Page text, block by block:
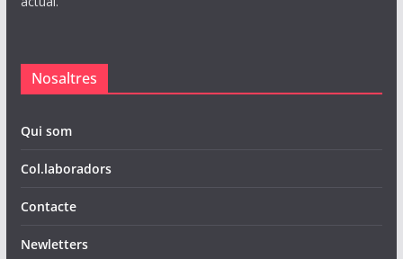
Nosaltres
Qui som
Col.laboradors
Contacte
Newletters